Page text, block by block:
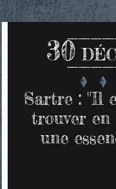
30
Sartre : "Il
trouver en
une